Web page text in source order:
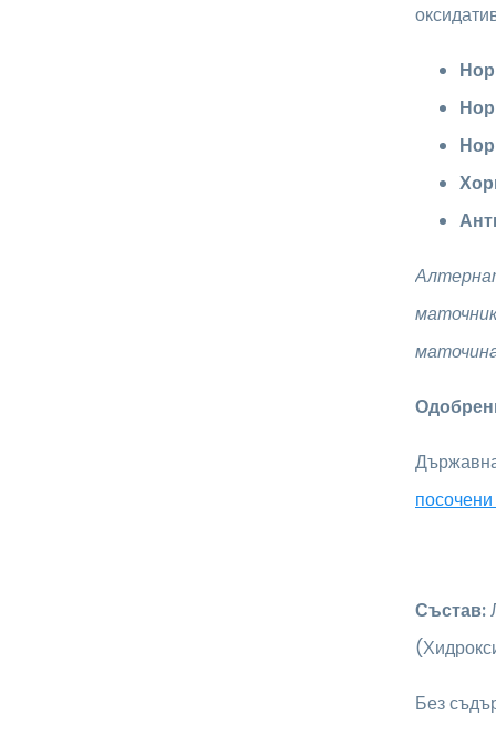
Състав:
Без